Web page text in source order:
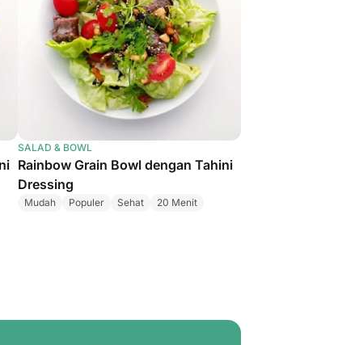
SALAD & BOWL
Rainbow Grain Bowl dengan Tahini
Dressing
Mudah Populer Sehat 20 Menit